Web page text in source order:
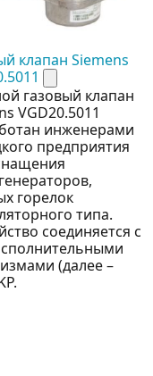
клапан Siemens
газовый клапан
VGD20.5011
инженерами
предприятия
горелок
типа.
соединяется с
(далее –